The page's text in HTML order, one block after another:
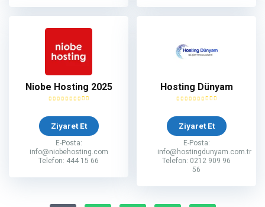
Niobe Hosting 2025
Ziyaret Et
E-Posta:
info@niobehosting.com
Telefon: 444 15 66
Hosting Dünyam
Ziyaret Et
E-Posta:
info@hostingdunyam.com.tr
Telefon: 0212 909 96
56